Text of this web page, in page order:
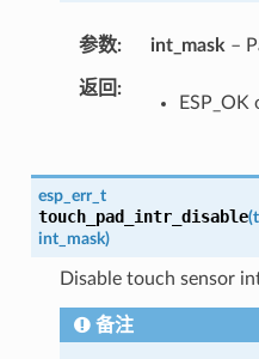
参数 int_mask –
返回
ESP_OK
esp_err_t
touch_pad_intr_disable(
int_mask)
Disable touch sensor
备注